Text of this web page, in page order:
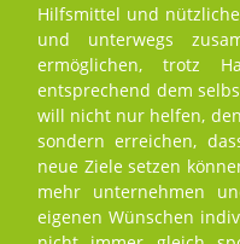
Hilfsmittel und
und unterwegs
ermöglichen, trotz
entsprechend dem
will nicht nur helfen,
sondern erreichen,
neue Ziele setzen
mehr unternehmen
eigenen Wünschen